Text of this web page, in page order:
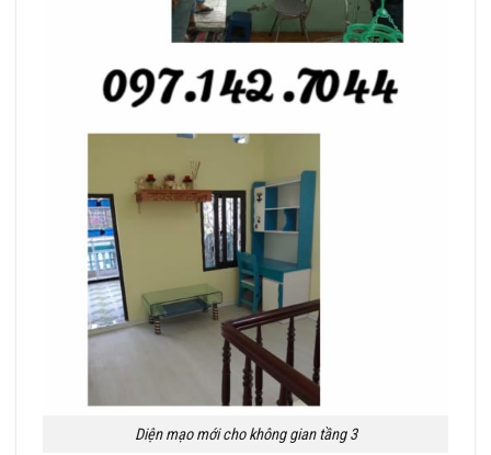
Diện mạo mới cho không gian tầng 3